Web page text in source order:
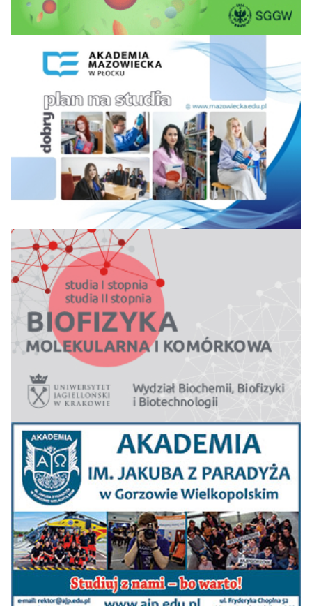
15=
Uniwersytet WSB
Merito w Poznaniu
10 51,5
Nauk w Łodzi
15
Akademia Humanitas
w Sosnowcu
15 50,6
Akademia Kujawsko-
Pomorska w
Bydgoszczy
18 19 17 50,1
Uniwersytet WSB
Merito we Wrocławiu
14 21 22
19=
Uniwersytet WSB
Merito w Gdańsku
18 23 47,4
Lubelska Akademia
WSEI
22=
Szkoła Główna
Turystyki i
Hotelarstwa Vistula
22=
Wyższa Szkoła
Turystyki i Ekologii w
Suchej Beskidzkiej
24
Akademia Śląska w
Katowicach
Uniwersytet WSB
21
26=
Akademia
Górnośląska im.
Wojciecha
Korfantego w
Katowicach
24 - - 42,8
26=
Wyższa Szkoła
Gospodarki w
Bydgoszczy
28 21 19 42,4
Akademia Kultury
Społecznej i
Medialnej w Toruniu
- Akademia Nauk
24 23